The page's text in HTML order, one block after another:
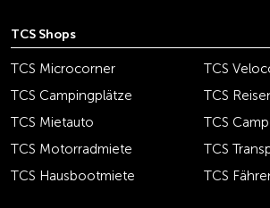
TCS Shops
TCS Microcorner
TCS
TCS Campingplätze
TCS
TCS Mietauto
TCS
TCS Motorradmiete
TCS
TCS Hausbootmiete
TCS